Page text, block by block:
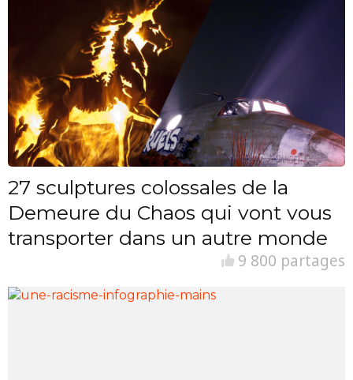
27 sculptures colossales de la
Demeure du Chaos qui vont vous
transporter dans un autre monde
9 800 partages